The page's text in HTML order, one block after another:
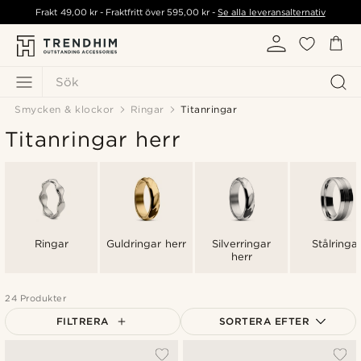
Sök
Frakt 49,00 kr- Fraktfritt över595,00 kr -Se alla leveransalternativ
Smycken & klockor Ringar Titanringar
Titanringar herr
Ringar Guldringar herr
Silverringar
herr
Stålringar
24 Produkter
FILTRERA SORTERA EFTER